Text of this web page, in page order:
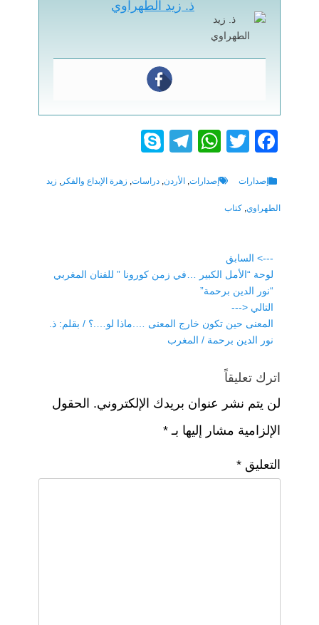
ذ. زيد الطهراوي
F
c
e
o
o
k
T
tt
er
W
at
p
T
e
p
Categories
إصدارات Tagsإصدارات, الأردن, دراسات, زهرة الإبداع والفكر , زيد
الطهراوي, كتاب
تصفّح
المقالات
---> السابق
Previous
post:
لوحة “الأمل الكبير …في زمن كورونا ” للفنان المغربي
“نور الدين برحمة”
التالي <---
Next
post:
المعنى حين تكون خارج المعنى ….ماذا لو….؟ / بقلم: ذ.
نور الدين برحمة / المغرب
اترك تعليقاً
لن يتم نشر عنوان بريدك الإلكتروني. الحقول
الإلزامية مشار إليها بـ *
التعليق *